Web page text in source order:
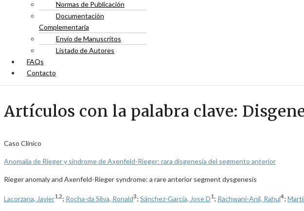
Normas de Publicación
Documentación
Complementaria
Envío de Manuscritos
Listado de Autores
FAQs
Contacto
Artículos con la palabra clave:
Caso Clínico
Anomalía de Rieger y síndrome de Axenfeld-Rieger: rara disgenesia del segmento anterior
Rieger anomaly and Axenfeld-Rieger syndrome: a rare anterior segment dysgenesis
Lacorzana, Javier1,2; Rocha-da Silva, Ronald3; Sánchez-García, Jose D1 ; Rachwani-Anil, Rahul4;